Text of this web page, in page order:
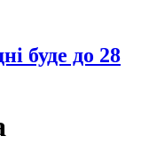
буде до 28